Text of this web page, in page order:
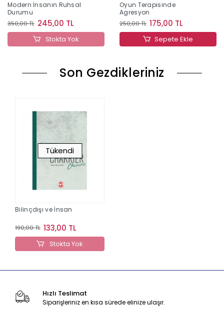
Modern İnsanın Ruhsal
Durumu
350,00 TL 245,00 TL
Stokta Yok
Oyun Terapisinde
Agresyon
250,00 TL 175,00 TL
Sepete Ekle
Son Gezdikleriniz
Tükendi
Bilinçdışı ve İnsan
190,00 TL 133,00 TL
Stokta Yok
Hızlı Teslimat
Siparişleriniz en kısa sürede elinize ulaşır.